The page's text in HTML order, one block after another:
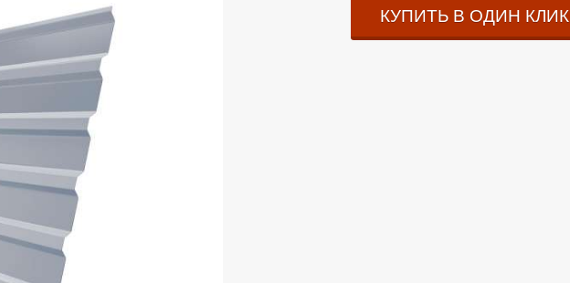
КУПИТЬ В ОДИН КЛИК